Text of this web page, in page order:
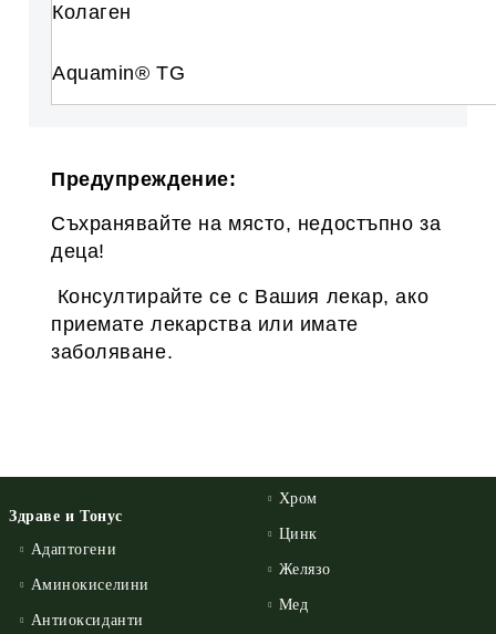
Колаген
Aquamin® TG
Предупреждение:
Съхранявайте на място, недостъпно за
деца!
Консултирайте се с Вашия лекар, ако
приемате лекарства или имате
заболяване.
Здраве и Тонус
Адаптогени
Аминокиселини
Антиоксиданти
Хром
Цинк
Желязо
Мед